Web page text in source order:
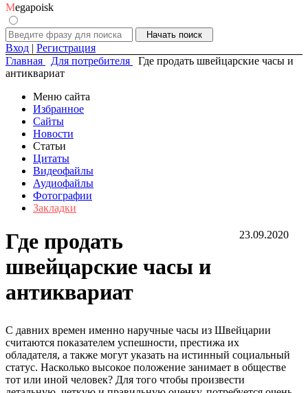
Megapoisk
Вход | Регистрация
Главная
Для потребителя
Где продать швейцарские часы и
антиквариат
Меню сайта
Избранное
Сайты
Новости
Статьи
Цитаты
Видеофайлы
Аудиофайлы
Фотографии
Закладки
23.09.2020
Где продать
швейцарские часы и
антиквариат
С давних времен именно наручные часы из Швейцарии
считаются показателем успешности, престижа их
обладателя, а также могут указать на истинный социальный
статус. Насколько высокое положение занимает в обществе
тот или иной человек? Для того чтобы произвести